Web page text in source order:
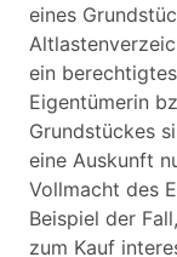
eines
ein
Eigentümerin
Grundstückes
eine Auskunft
Vollmacht des
Beispiel der
zum Kauf